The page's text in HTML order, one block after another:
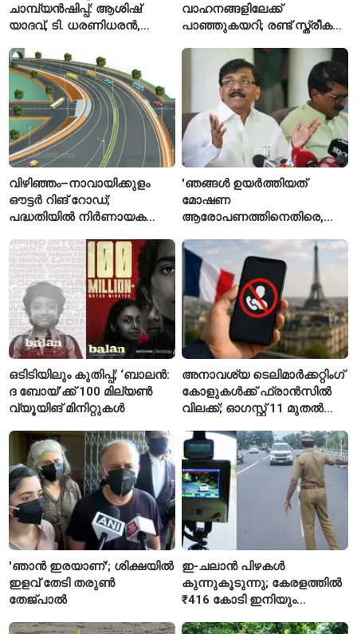
ചാമ്പ്യൻഷിപ്പ്: ആശിഷ്
യാദവ്, ടി. ധരണിധരൻ,
ഫൈനലിൽ
വാഹനങ്ങളിലേക്ക്
പാഞ്ഞുകയറി; രണ്ട് സ്ത്രീകൾ
വിഴിഞ്ഞം–നാവായിക്കുളം
ഔട്ടർ റിങ് റോഡ്;
പദ്ധതിയിൽ നിർണായക
വിശദീകരണം
'ഞങ്ങൾ ഉയർത്തിയത്
മോഷണ
ആരോപണത്തിനെതിരെ,
റിജിജുവിന് മറുപടിയുമായി
സഞ്ജയ് റാവത്ത്
ഒടിടിയിലും കുതിപ്പ്; ‘ബാലൻ:
ദ ബോയ്’ക്ക് 100 മില്യൺ
വ്യൂയിങ് മിനിറ്റുകൾ
അനാവശ്യ ടെലിമാർക്കറ്റിംഗ്
കോളുകൾക്ക് ഫ്രാൻസിൽ
വിലക്ക്; ഓഗസ്റ്റ് 11 മുതൽ
'ഞാൻ ഇരയാണ്'; ശിക്ഷയിൽ
ഇളവ് തേടി തരുണ്‍
തേജ്പാൽ
ഇ-ചലാൻ പിഴകൾ
കുന്നുകൂടുന്നു; കേരളത്തിൽ
₹416 കോടി ഇനിയും